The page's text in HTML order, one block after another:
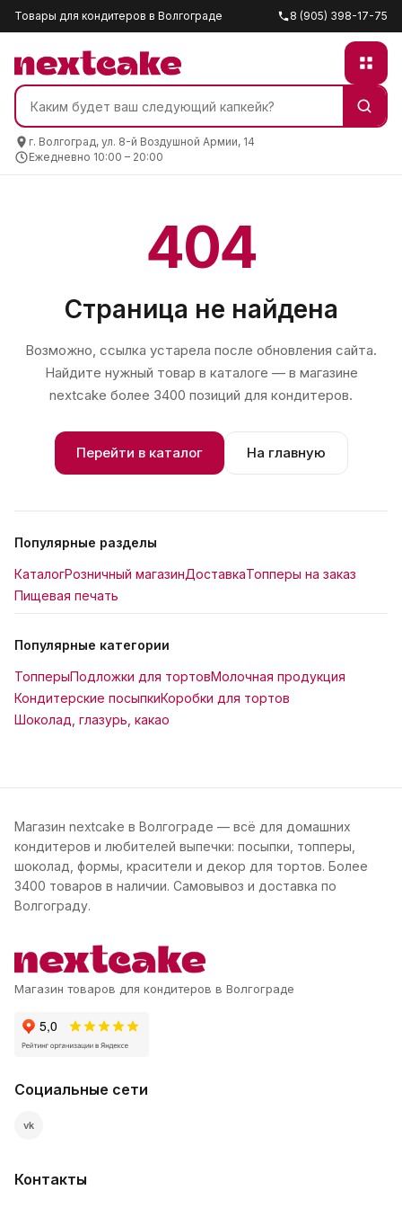
Товары для кондитеров в Волгограде 8 (905) 398-17-75
г. Волгоград, ул. 8-й Воздушной Армии, 14
Ежедневно 10:00 – 20:00
404
Страница не найдена
Возможно, ссылка устарела после обновления сайта.
Найдите нужный товар в каталоге — в магазине
nextcake более 3400 позиций для кондитеров.
Перейти в каталог На главную
Популярные разделы
КаталогРозничный магазинДоставкаТопперы на заказ
Пищевая печать
Популярные категории
ТопперыПодложки для тортовМолочная продукция
Кондитерские посыпкиКоробки для тортов
Шоколад, глазурь, какао
Магазин nextcake в Волгограде — всё для домашних
кондитеров и любителей выпечки: посыпки, топперы,
шоколад, формы, красители и декор для тортов. Более
3400 товаров в наличии. Самовывоз и доставка по
Волгограду.
Магазин товаров для кондитеров в Волгограде
Социальные сети
vk
Контакты